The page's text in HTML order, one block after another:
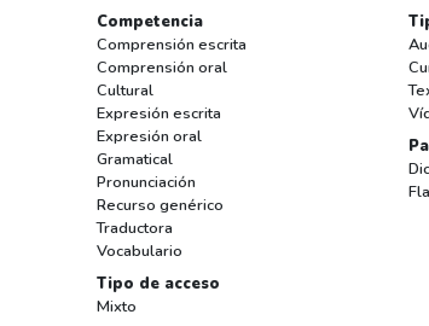
Competencia
Comprensión escrita
Comprensión oral
Cultural
Expresión escrita
Expresión oral
Gramatical
Pronunciación
Recurso genérico
Traductora
Vocabulario
Tipo de acceso
Mixto